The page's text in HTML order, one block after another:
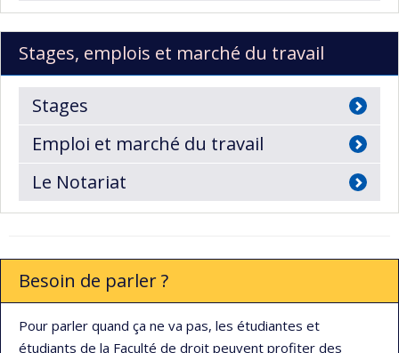
Stages, emplois et marché du travail
Stages
Emploi et marché du travail
Le Notariat
Besoin de parler ?
Pour parler quand ça ne va pas, les étudiantes et
étudiants de la Faculté de droit peuvent profiter des